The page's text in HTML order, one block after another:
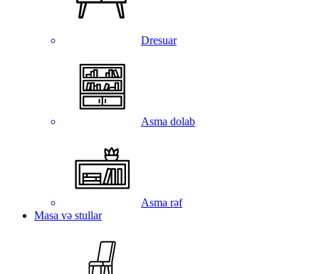
Dresuar
Asma dolab
Asma rəf
Masa və stullar